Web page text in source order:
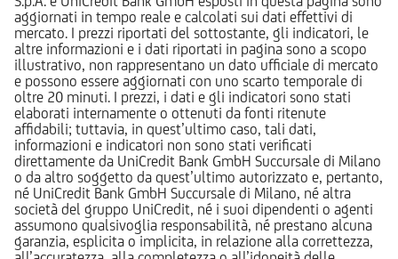
aggiornati in tempo reale e calcolati sui dati effettivi di
mercato. I prezzi riportati del sottostante, gli indicatori, le
altre informazioni e i dati riportati in pagina sono a scopo
illustrativo, non rappresentano un dato ufficiale di mercato
e possono essere aggiornati con uno scarto temporale di
oltre 20 minuti. I prezzi, i dati e gli indicatori sono stati
elaborati internamente o ottenuti da fonti ritenute
affidabili; tuttavia, in quest’ultimo caso, tali dati,
informazioni e indicatori non sono stati verificati
direttamente da UniCredit Bank GmbH Succursale di Milano
o da altro soggetto da quest’ultimo autorizzato e, pertanto,
né UniCredit Bank GmbH Succursale di Milano, né altra
società del gruppo UniCredit, né i suoi dipendenti o agenti
assumono qualsivoglia responsabilità, né prestano alcuna
garanzia, esplicita o implicita, in relazione alla correttezza,